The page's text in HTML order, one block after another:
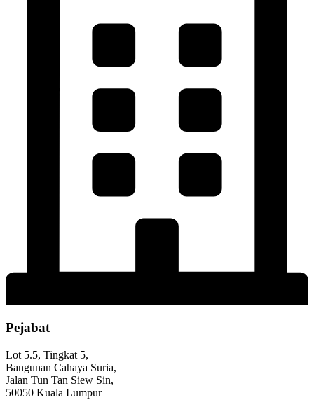
Pejabat
Lot 5.5, Tingkat 5,
Bangunan Cahaya Suria,
Jalan Tun Tan Siew Sin,
50050 Kuala Lumpur